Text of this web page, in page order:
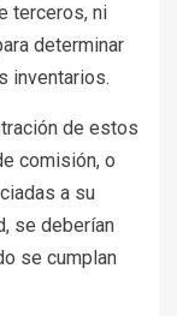
terceros, ni
determinar
inventarios.
de estos
comisión, o
a su
se deberían
se cumplan